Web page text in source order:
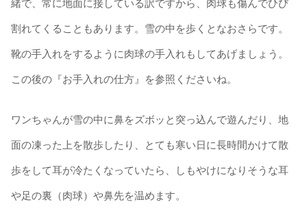
緒で、常に地面に接している訳ですから、肉球も傷んでひび
割れてくることもあります。雪の中を歩くとなおさらです。
靴の手入れをするように肉球の手入れもしてあげましょう。
この後の『お手入れの仕方』を参照くださいね。
ワンちゃんが雪の中に鼻をズボッと突っ込んで遊んだり、地
面の凍った上を散歩したり、とても寒い日に長時間かけて散
歩をして耳が冷たくなっていたら、しもやけになりそうな耳
や足の裏（肉球）や鼻先を温めます。